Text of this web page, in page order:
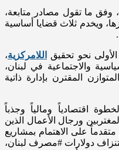
ما تقول مصادر متابعة،
ويخدم ثلاث قضايا أساسية
نحو تحقيق اللامركزية،
والاجتماعية في لبنان،
المقترن بإدارة ذاتية
اقتصادياً ومالياً وجذباً
ورجال الأعمال الذين
على الاهتمام بمشاريع
دولارات #مصرف لبنان،